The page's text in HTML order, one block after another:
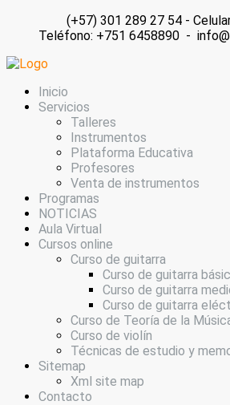
(+57) 301 289 27 54 -
Teléfono: +751 6458890 -
Inicio
Servicios
Talleres
Instrumentos
Plataforma Educativa
Profesores
Venta de instrumentos
Programas
NOTICIAS
Aula Virtual
Cursos online
Curso de guitarra
Curso de guitarra
Curso de guitarra
Curso de guitarra
Curso de Teoría de la
Curso de violín
Técnicas de estudio y
Sitemap
Xml site map
Contacto